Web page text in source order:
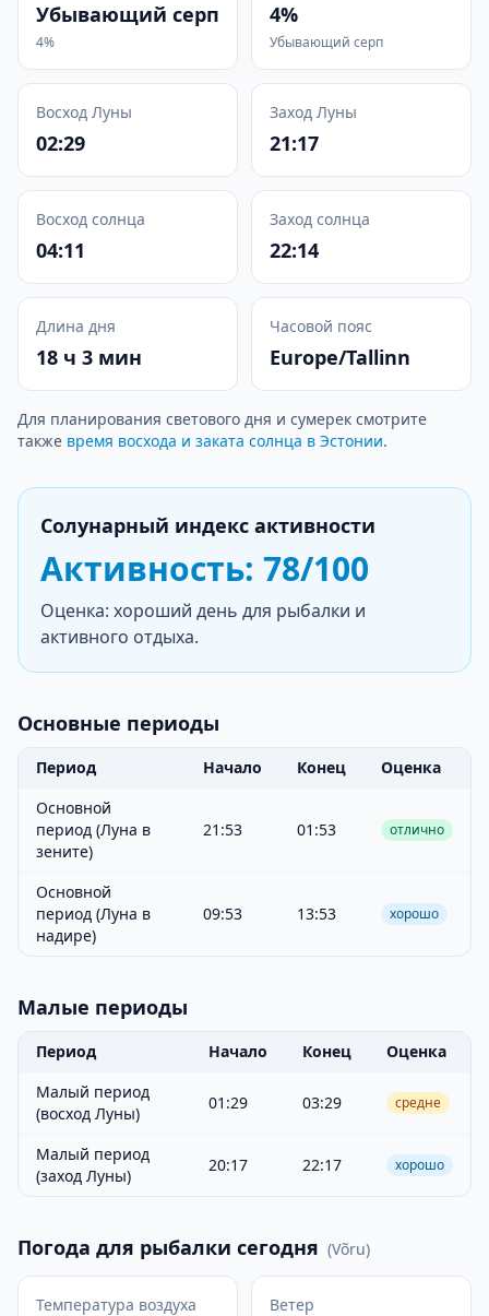
Убывающий серп
4%
4%
Убывающий серп
Восход Луны
02:29
Заход Луны
21:17
Восход солнца
04:11
Заход солнца
22:14
Длина дня
18 ч 3 мин
Часовой пояс
Europe/Tallinn
Для планирования светового дня и сумерек смотрите
также время восхода и заката солнца в Эстонии.
Солунарный индекс активности
Активность: 78/100
Оценка: хороший день для рыбалки и
активного отдыха.
Основные периоды
Период Начало Конец
Оценка
Основной
период (Луна в
зените)
21:53 01:53 отлично
Основной
период (Луна в
надире)
09:53 13:53 хорошо
Малые периоды
Период Начало Конец
Оценка
Малый период
(восход Луны)
01:29 03:29 средне
Малый период
(заход Луны)
20:17 22:17 хорошо
Погода для рыбалки сегодня (Võru)
Температура воздуха Ветер